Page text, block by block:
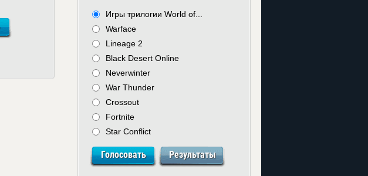
Игры трилогии World of...
Warface
Lineage 2
Black Desert Online
Neverwinter
War Thunder
Crossout
Fortnite
Star Conflict